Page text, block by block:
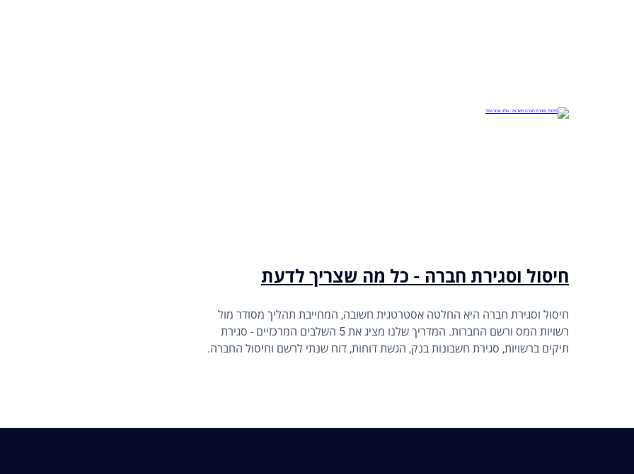
חיסול וסגירת חברה - כל מה שצריך לדעת
חיסול וסגירת חברה היא החלטה אסטרטגית חשובה, המחייבת תהליך מסודר מול
רשויות המס ורשם החברות. המדריך שלנו מציג את 5 השלבים המרכזיים - סגירת
תיקים ברשויות, סגירת חשבונות בנק, הגשת דוחות, דוח שנתי לרשם וחיסול החברה.